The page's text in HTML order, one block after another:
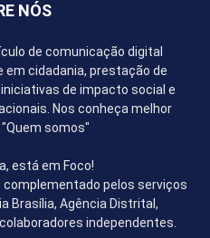
NÓS
de comunicação digital
cidadania, prestação de
de impacto social e
Nos conheça melhor
somos"
está em Foco!
pelos serviços
Brasília, Agência Distrital,
independentes.